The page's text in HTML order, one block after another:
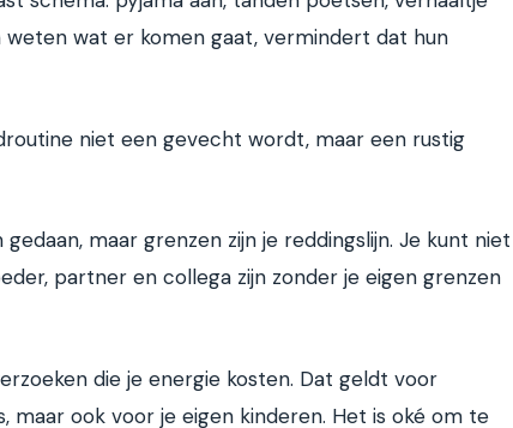
weten wat er komen gaat, vermindert dat hun
niet een gevecht wordt, maar een rustig
maar grenzen zijn je reddingslijn. Je kunt niet
partner en collega zijn zonder je eigen grenzen
die je energie kosten. Dat geldt voor
maar ook voor je eigen kinderen. Het is oké om te